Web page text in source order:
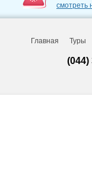
смотреть
Главная Туры
(044)